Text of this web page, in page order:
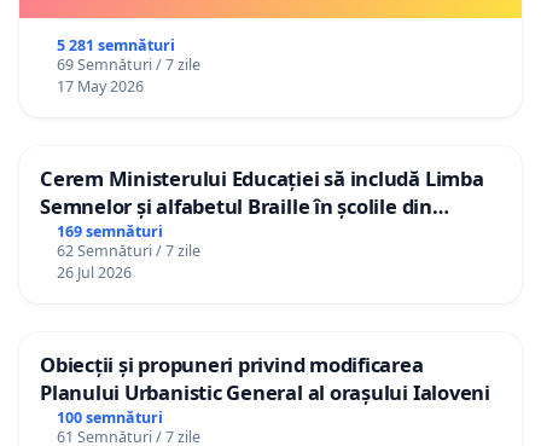
5 281 semnături
69 Semnături / 7 zile
17 May 2026
Cerem Ministerului Educației să includă Limba
Semnelor și alfabetul Braille în școlile din
Republica Moldova!
169 semnături
62 Semnături / 7 zile
26 Jul 2026
Obiecții și propuneri privind modificarea
Planului Urbanistic General al orașului Ialoveni
100 semnături
61 Semnături / 7 zile